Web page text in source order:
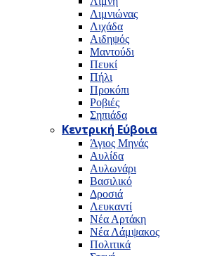
Λιμνιώνας
Λιχάδα
Αιδηψός
Μαντούδι
Πευκί
Πήλι
Προκόπι
Ροβιές
Σηπιάδα
Κεντρική Εύβοια
Άγιος Μηνάς
Αυλίδα
Αυλωνάρι
Βασιλικό
Δροσιά
Λευκαντί
Νέα Αρτάκη
Νέα Λάμψακος
Πολιτικά